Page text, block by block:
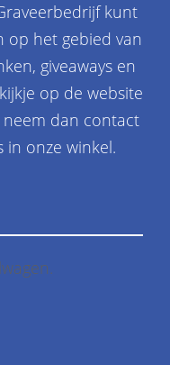
kunt
op het gebied van
giveaways en
op de website
dan contact
in onze winkel.